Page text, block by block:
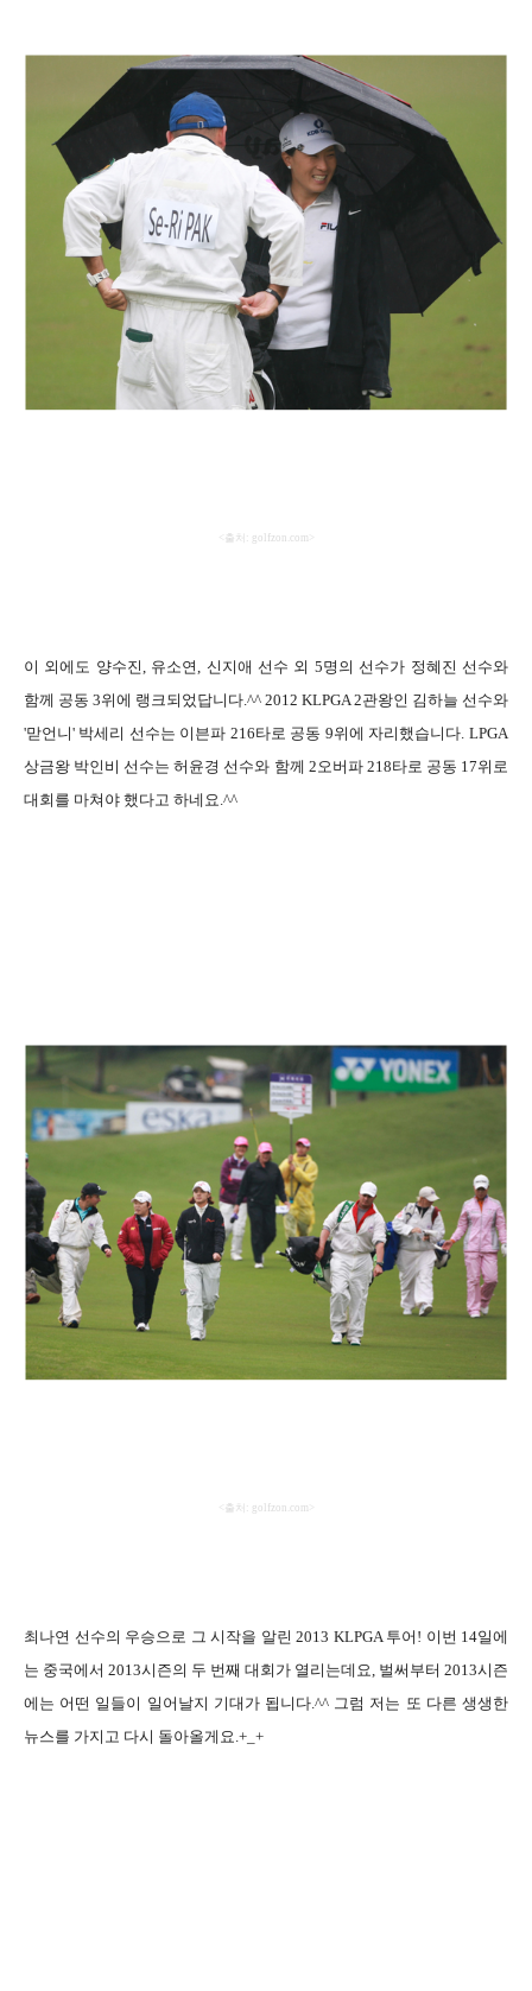
출처 : golfzon.com>
이 외에도 양수진 유소연 신지애 선수 외 5명의 선수가 정혜진 선수와
함께 공동 3위에 랭크되었답니다 .^^ 2012 KLPGA 2관왕인 김하늘 선수와
'맏언니' 박세리 선수는 이븐파 216타로 공동 9위에 자리했습니다 . LPGA
상금왕 박인비 선수는 허윤경 선수와 함께 2 오버파218타로 공동 17위로
대회를 마쳐야 했다고 하네요 .^^
출처 : golfzon.com>
최나연 선수의 우승으로 그 시작을 알린 2013 KLPGA투어 ! 이번 14일에
는 중국에서 2013시즌의 두 번째 대회가 열리는데요, 벌써부터 2013시즌
에는 어떤 일들이 일어날지 기대가 됩니다.^^ 그럼 저는 또 다른 생생한
뉴스를 가지고 다시 돌아올게요.+_+